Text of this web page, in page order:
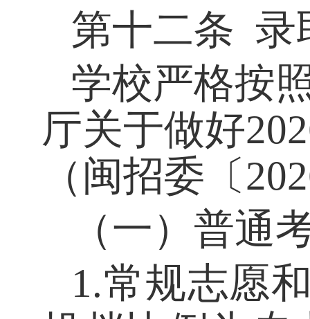
第十二条 录
学校严格按
厅关于做好
（闽招委〔202
（一）普通
1.常规志愿